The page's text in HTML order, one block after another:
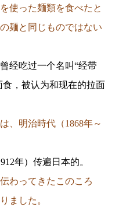
使った麺類を食べたと
麺と同じものではない
经吃过一个名叫“经带
食，被认为和现在的拉面
、明治時代（1868年～
年）传遍日本的。
わってきたこのころ
ました。